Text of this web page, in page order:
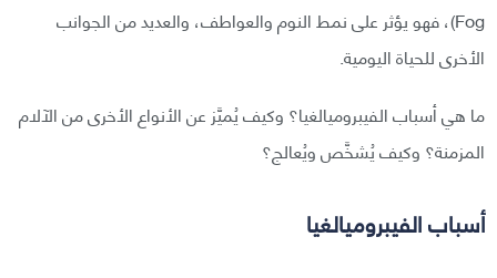
Fog)، فهو يؤثر على نمط النوم والعواطف، والعديد من الجوانب
الأخرى للحياة اليومية.
ما هي أسباب الفيبروميالغيا؟ وكيف يُميَّز عن الأنواع الأخرى من الآلام
المزمنة؟ وكيف يُشخَّص ويُعالج؟
أسباب الفيبروميالغيا